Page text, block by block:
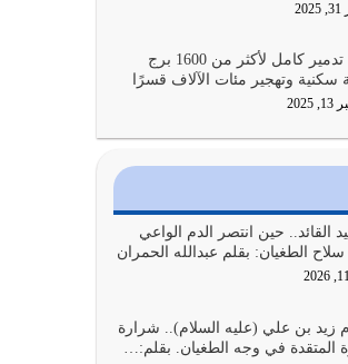
عدو الله معناه أن تكون نقاط
الله عليه إذا…
لا يجوز أن يخضع لآرائنا وأهوائنا
ونتفرق
وتتفرق في كيانها معناه أنها
غزة: تدمير كامل لأكثر من 1600 برج
سكنية وتهجير مئات الآلاف قسرًا
القائد.. حين انتصر الدم الواعي
الطغيان: بقلم عبدالله الحمران
زيد بن علي (عليه السلام).. شرارة
المتقدة في وجه الطغيان. بقلم:…